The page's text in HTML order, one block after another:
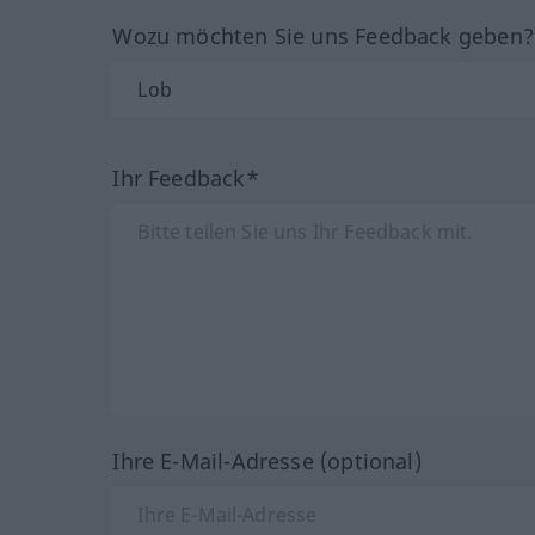
Wozu möchten Sie uns Feedback
Ihr Feedback*
Ihre E-Mail-Adresse (optional)